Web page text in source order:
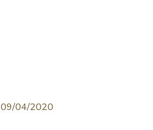
09/04/2020